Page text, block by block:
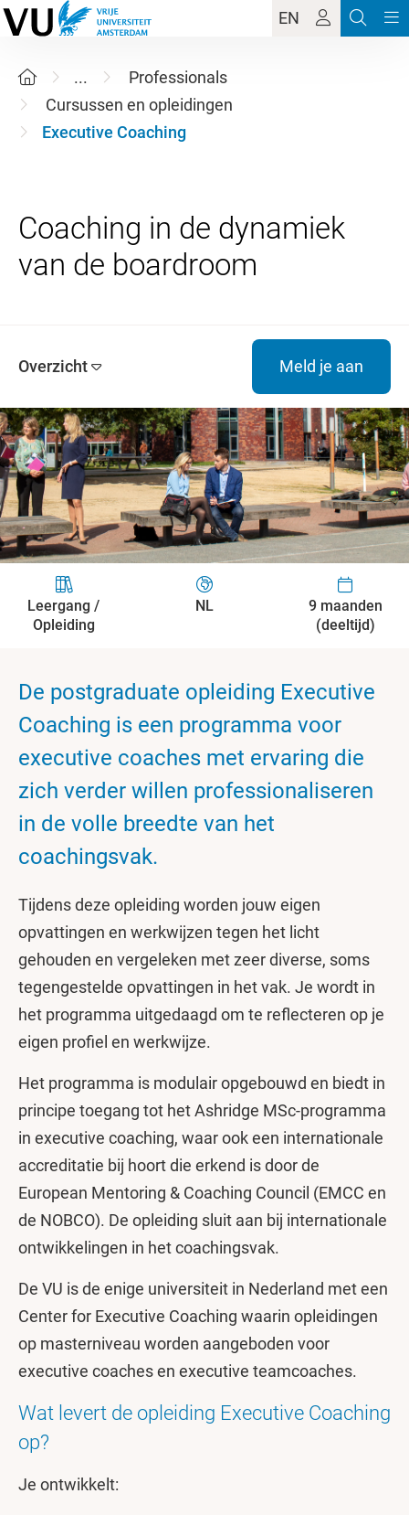
EN
...
Professionals
Cursussen en opleidingen
Executive Coaching
Coaching in de dynamiek
Overzicht Meld je aan
Leergang /
Opleiding
NL
9 maanden
(deeltijd)
De postgraduate opleiding Executive
Coaching is een programma voor
executive coaches met ervaring die
zich verder willen professionaliseren
in de volle breedte van het
coachingsvak.
Tijdens deze opleiding worden jouw eigen
opvattingen en werkwijzen tegen het licht
gehouden en vergeleken met zeer diverse, soms
tegengestelde opvattingen in het vak. Je wordt in
het programma uitgedaagd om te reflecteren op je
eigen profiel en werkwijze.
Het programma is modulair opgebouwd en biedt in
principe toegang tot het Ashridge MSc-programma
in executive coaching, waar ook een internationale
accreditatie bij hoort die erkend is door de
European Mentoring & Coaching Council (EMCC en
de NOBCO). De opleiding sluit aan bij internationale
ontwikkelingen in het coachingsvak.
De VU is de enige universiteit in Nederland met een
Center for Executive Coaching waarin opleidingen
op masterniveau worden aangeboden voor
executive coaches en executive teamcoaches.
Wat levert de opleiding Executive Coaching
op?
Je ontwikkelt: